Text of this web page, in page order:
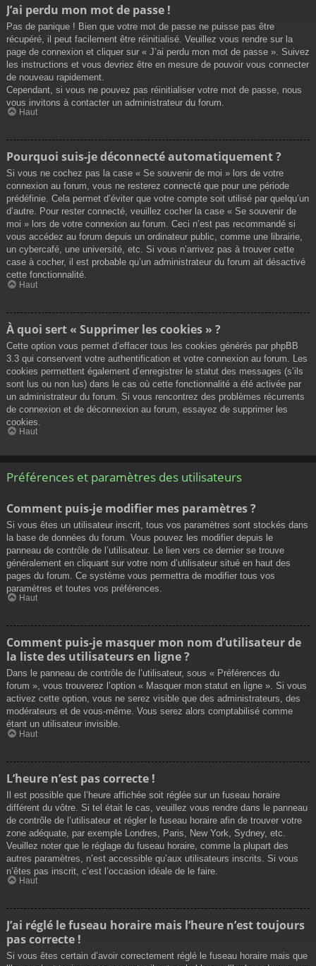
J’ai perdu mon mot de passe !
Pas de panique ! Bien que votre mot de passe ne puisse pas être
récupéré, il peut facilement être réinitialisé. Veuillez vous rendre sur la
page de connexion et cliquer sur « J’ai perdu mon mot de passe ». Suivez
les instructions et vous devriez être en mesure de pouvoir vous connecter
de nouveau rapidement.
Cependant, si vous ne pouvez pas réinitialiser votre mot de passe, nous
vous invitons à contacter un administrateur du forum.
Haut
Pourquoi suis-je déconnecté automatiquement ?
Si vous ne cochez pas la case « Se souvenir de moi » lors de votre
connexion au forum, vous ne resterez connecté que pour une période
prédéfinie. Cela permet d’éviter que votre compte soit utilisé par quelqu’un
d’autre. Pour rester connecté, veuillez cocher la case « Se souvenir de
moi » lors de votre connexion au forum. Ceci n’est pas recommandé si
vous accédez au forum depuis un ordinateur public, comme une librairie,
un cybercafé, une université, etc. Si vous n’arrivez pas à trouver cette
case à cocher, il est probable qu’un administrateur du forum ait désactivé
cette fonctionnalité.
Haut
À quoi sert « Supprimer les cookies » ?
Cette option vous permet d’effacer tous les cookies générés par phpBB
3.3 qui conservent votre authentification et votre connexion au forum. Les
cookies permettent également d’enregistrer le statut des messages (s’ils
sont lus ou non lus) dans le cas où cette fonctionnalité a été activée par
un administrateur du forum. Si vous rencontrez des problèmes récurrents
de connexion et de déconnexion au forum, essayez de supprimer les
cookies.
Haut
Préférences et paramètres des utilisateurs
Comment puis-je modifier mes paramètres ?
Si vous êtes un utilisateur inscrit, tous vos paramètres sont stockés dans
la base de données du forum. Vous pouvez les modifier depuis le
panneau de contrôle de l’utilisateur. Le lien vers ce dernier se trouve
généralement en cliquant sur votre nom d’utilisateur situé en haut des
pages du forum. Ce système vous permettra de modifier tous vos
paramètres et toutes vos préférences.
Haut
Comment puis-je masquer mon nom d’utilisateur de
la liste des utilisateurs en ligne ?
Dans le panneau de contrôle de l’utilisateur, sous « Préférences du
forum », vous trouverez l’option « Masquer mon statut en ligne ». Si vous
activez cette option, vous ne serez visible que des administrateurs, des
modérateurs et de vous-même. Vous serez alors comptabilisé comme
étant un utilisateur invisible.
Haut
L’heure n’est pas correcte !
Il est possible que l’heure affichée soit réglée sur un fuseau horaire
différent du vôtre. Si tel était le cas, veuillez vous rendre dans le panneau
de contrôle de l’utilisateur et régler le fuseau horaire afin de trouver votre
zone adéquate, par exemple Londres, Paris, New York, Sydney, etc.
Veuillez noter que le réglage du fuseau horaire, comme la plupart des
autres paramètres, n’est accessible qu’aux utilisateurs inscrits. Si vous
n’êtes pas inscrit, c’est l’occasion idéale de le faire.
Haut
J’ai réglé le fuseau horaire mais l’heure n’est toujours
pas correcte !
Si vous êtes certain d’avoir correctement réglé le fuseau horaire mais que